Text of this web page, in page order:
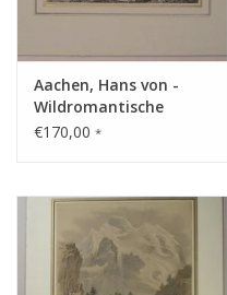
Varia & Rara
Aachen, Hans von -
Wildromantische
Rheinlandschaft
€170,00 *